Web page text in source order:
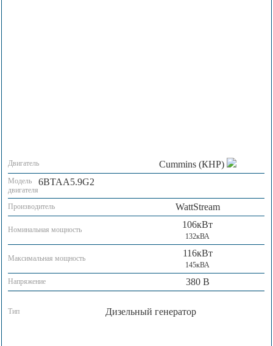
Двигатель Cummins (КНР)
Модель
двигателя
6BTAA5.9G2
Производитель WattStream
Номинальная мощность 106кВт
132кВА
Максимальная мощность 116кВт
145кВА
Напряжение
380 В
Тип Дизельный генератор